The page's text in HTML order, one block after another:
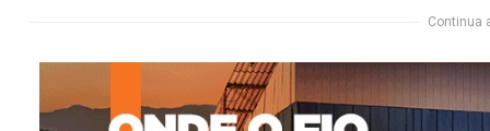
Continua